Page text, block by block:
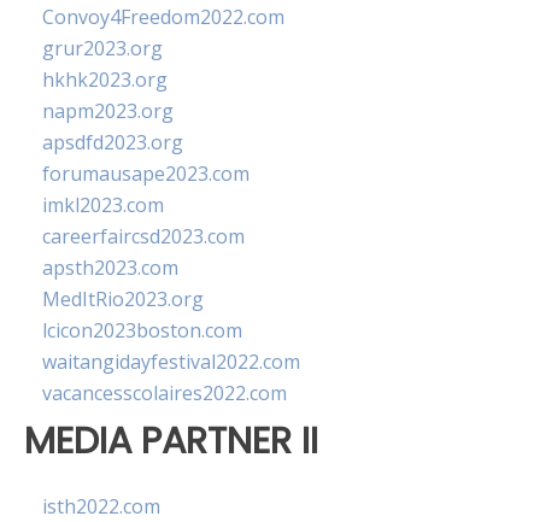
Convoy4Freedom2022.com
grur2023.org
hkhk2023.org
napm2023.org
apsdfd2023.org
forumausape2023.com
imkl2023.com
careerfaircsd2023.com
apsth2023.com
MedItRio2023.org
lcicon2023boston.com
waitangidayfestival2022.com
vacancesscolaires2022.com
MEDIA PARTNER II
isth2022.com